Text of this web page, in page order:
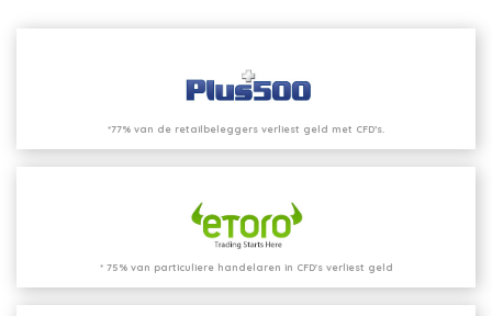
*77% van de retailbeleggers verliest geld met CFD’s.
* 75% van particuliere handelaren in CFD's verliest geld